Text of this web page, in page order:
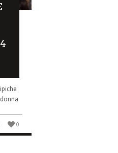
0